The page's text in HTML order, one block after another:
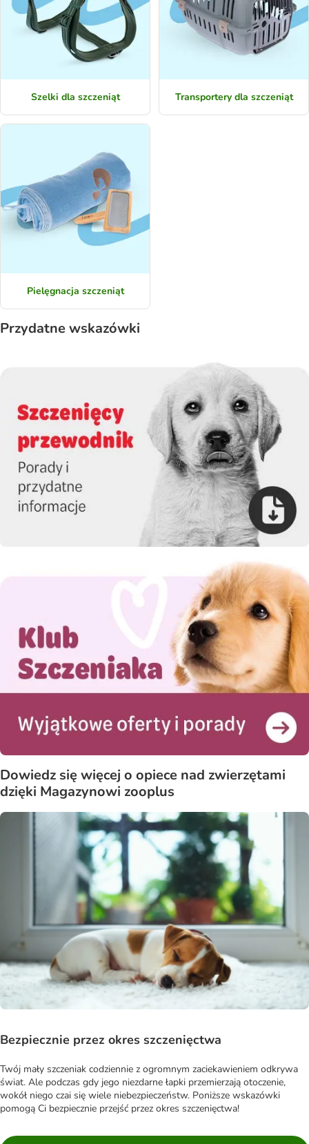
Szelki dla szczeniąt Transportery dla szczeniąt
Pielęgnacja szczeniąt
Przydatne wskazówki
Dowiedz się więcej o opiece nad zwierzętami
dzięki Magazynowi zooplus
Bezpiecznie przez okres szczenięctwa
Twój mały szczeniak codziennie z ogromnym zaciekawieniem odkrywa
świat. Ale podczas gdy jego niezdarne łapki przemierzają otoczenie,
wokół niego czai się wiele niebezpieczeństw. Poniższe wskazówki
pomogą Ci bezpiecznie przejść przez okres szczenięctwa!